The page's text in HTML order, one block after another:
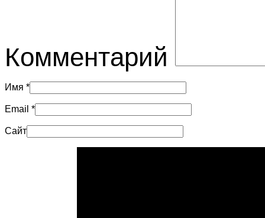
Комментарий
Имя *
Email *
Сайт